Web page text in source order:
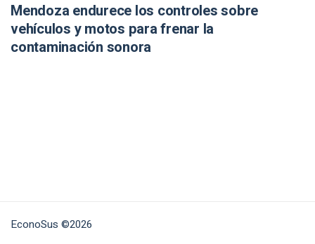
Mendoza endurece los controles sobre
vehículos y motos para frenar la
contaminación sonora
EconoSus ©2026